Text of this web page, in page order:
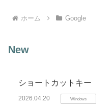
ホーム Google
New
ショートカットキー
2026.04.20 Windows